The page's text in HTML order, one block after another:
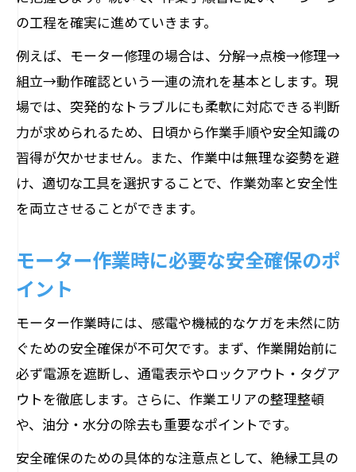
の工程を確実に進めていきます。
例えば、モーター修理の場合は、分解→点検→修理→
組立→動作確認という一連の流れを基本とします。現
場では、突発的なトラブルにも柔軟に対応できる判断
力が求められるため、日頃から作業手順や安全知識の
習得が欠かせません。また、作業中は無理な姿勢を避
け、適切な工具を選択することで、作業効率と安全性
を両立させることができます。
モーター作業時に必要な安全確保のポ
イント
モーター作業時には、感電や機械的なケガを未然に防
ぐための安全確保が不可欠です。まず、作業開始前に
必ず電源を遮断し、通電表示やロックアウト・タグア
ウトを徹底します。さらに、作業エリアの整理整頓
や、油分・水分の除去も重要なポイントです。
安全確保のための具体的な注意点として、絶縁工具の